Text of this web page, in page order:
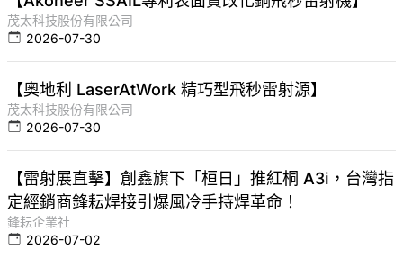
茂太科技股份有限公司
2026-07-30
【奧地利 LaserAtWork 精巧型飛秒雷射源】
茂太科技股份有限公司
2026-07-30
【雷射展直擊】創鑫旗下「桓日」推紅桐 A3i，台灣指
定經銷商鋒耘焊接引爆風冷手持焊革命！
鋒耘企業社
2026-07-02